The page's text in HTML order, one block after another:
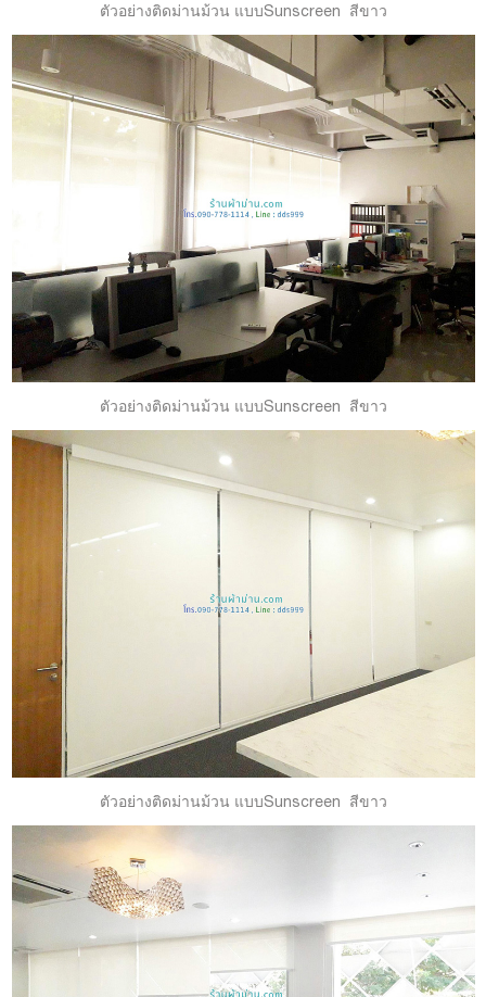
ตัวอย่างติดม่านม้วน แบบSunscreen สีขาว
ตัวอย่างติดม่านม้วน แบบSunscreen สีขาว
ตัวอย่างติดม่านม้วน แบบSunscreen สีขาว